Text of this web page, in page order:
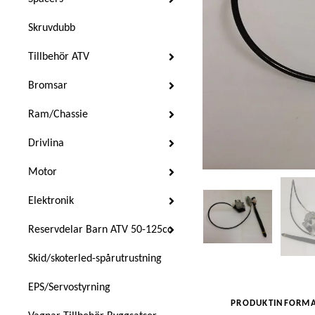
Skruvdubb
Tillbehör ATV
Bromsar
Ram/Chassie
Drivlina
Motor
Elektronik
Reservdelar Barn ATV 50-125cc
Skid/skoterled-spårutrustning
EPS/Servostyrning